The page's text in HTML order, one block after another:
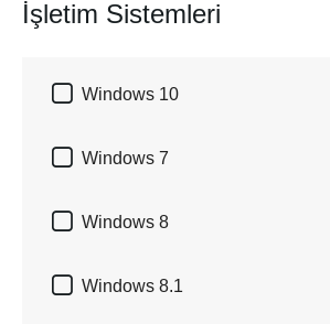
İşletim Sistemleri
 Windows 10
 Windows 7
 Windows 8
 Windows 8.1